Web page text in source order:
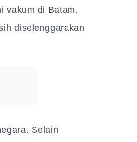
vakum di Batam.
diselenggarakan
Selain